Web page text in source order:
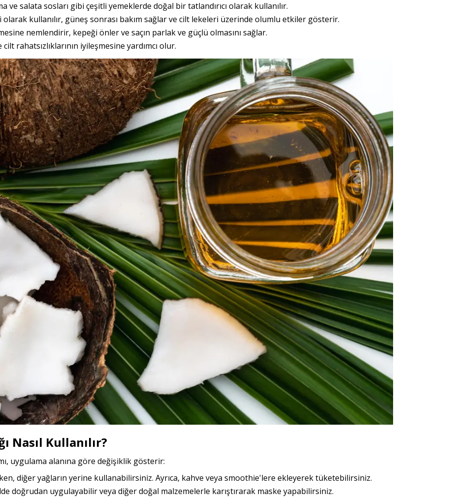
ve salata sosları gibi çeşitli yemeklerde doğal bir tatlandırıcı olarak kullanılır.
olarak kullanılır, güneş sonrası bakım sağlar ve cilt lekeleri üzerinde olumlu etkiler gösterir.
nemlendirir, kepeği önler ve saçın parlak ve güçlü olmasını sağlar.
rahatsızlıklarının iyileşmesine yardımcı olur.
Nasıl Kullanılır?
uygulama alanına göre değişiklik gösterir:
diğer yağların yerine kullanabilirsiniz. Ayrıca, kahve veya smoothie'lere ekleyerek tüketebilirsiniz.
doğrudan uygulayabilir veya diğer doğal malzemelerle karıştırarak maske yapabilirsiniz.